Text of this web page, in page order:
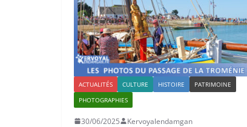
ACTUALITÉS CULTURE HISTOIRE
PATRIMOINE
PHOTOGRAPHIES
30/06/2025 Kervoyalendamgan